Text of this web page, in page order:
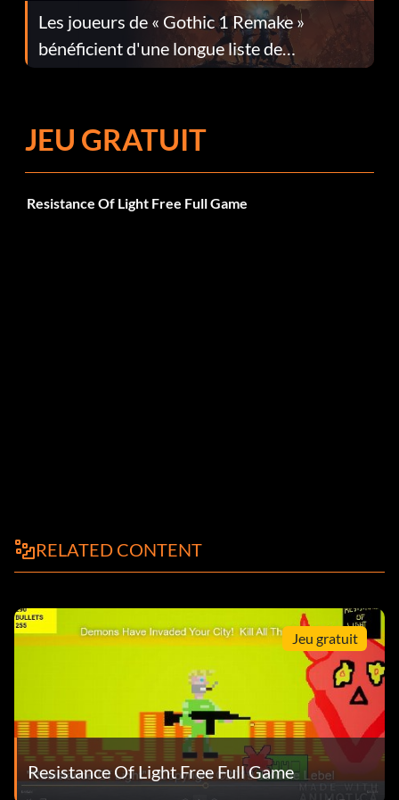
Les joueurs de « Gothic 1 Remake »
bénéficient d'une longue liste de
corrections dans la mise à jour 1.0.4
JEU GRATUIT
Resistance Of Light Free Full Game
RELATED CONTENT
Jeu gratuit
Resistance Of Light Free Full Game